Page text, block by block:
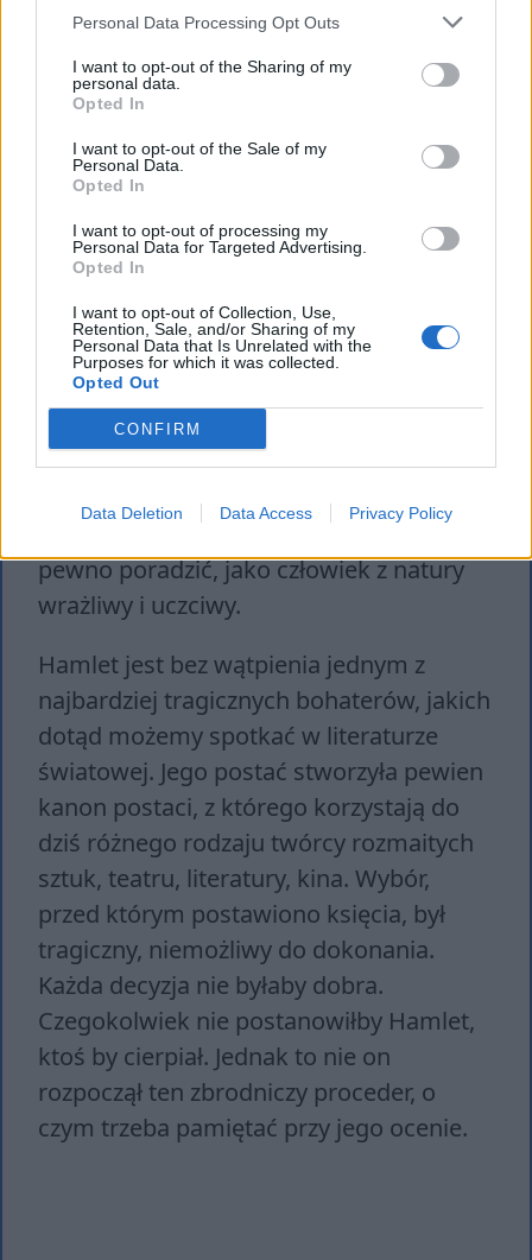
Personal Data Processing Opt Outs
I want to opt-out of the Sharing of my
personal data.
Opted In
I want to opt-out of the Sale of my
Personal Data.
Opted In
I want to opt-out of processing my
Personal Data for Targeted Advertising.
Opted In
I want to opt-out of Collection, Use,
Retention, Sale, and/or Sharing of my
Personal Data that Is Unrelated with the
Purposes for which it was collected.
Opted Out
CONFIRM
Data Deletion Data Access Privacy Policy
jego ręki giną Poloniusz oraz Laertes, w
po drodze Gertruda, matka Hamleta oraz
Ofelia, która nie wytrzymuje presji
psychicznej i odbiera sobie życie, topiąc
się.
Trudno stawiać cokolwiek na szalach,
kiedy chodzi o ludzkie życie. Można by
było bowiem stwierdzić, że gdyby Hamlet
zaniechał zemsty, liczba zmarłych
pozostałaby pojedyncza, a tak śmierć
poniosło wielu ludzi. Jednak wówczas ich
życie okraszone byłoby skazą
niesprawiedliwości i zbrodni, z czym
Hamlet nie byłby w stanie sobie na
pewno poradzić, jako człowiek z natury
wrażliwy i uczciwy.
Hamlet jest bez wątpienia jednym z
najbardziej tragicznych bohaterów, jakich
dotąd możemy spotkać w literaturze
światowej. Jego postać stworzyła pewien
kanon postaci, z którego korzystają do
dziś różnego rodzaju twórcy rozmaitych
sztuk, teatru, literatury, kina. Wybór,
przed którym postawiono księcia, był
tragiczny, niemożliwy do dokonania.
Każda decyzja nie byłaby dobra.
Czegokolwiek nie postanowiłby Hamlet,
ktoś by cierpiał. Jednak to nie on
rozpoczął ten zbrodniczy proceder, o
czym trzeba pamiętać przy jego ocenie.